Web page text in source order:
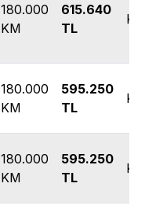
180.000
KM
615.640
TL
180.000
KM
595.250
TL
180.000
KM
595.250
TL